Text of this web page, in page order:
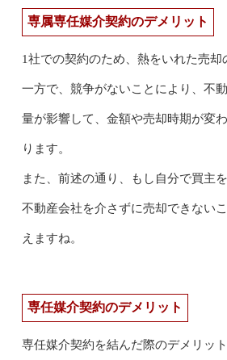
専属専任媒介契約のデメリット
1社での契約のため、熱をいれた売却
一方で、競争がないことにより、不
量が影響して、金額や売却時期が変
ります。
また、前述の通り、もし自分で買主
不動産会社を介さずに売却できない
えますね。
専任媒介契約のデメリット
専任媒介契約を結んだ際のデメリッ